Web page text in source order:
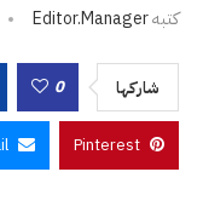
كتبهEditor.manager
شاركها 0
Pinterest